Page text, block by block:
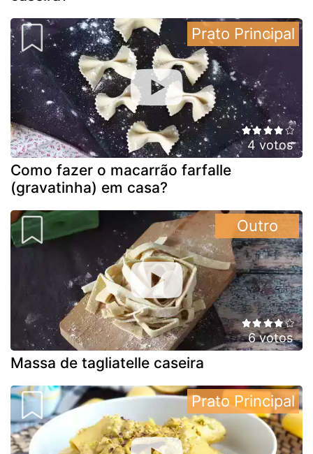
4 votos
Como fazer o macarrão farfalle
(gravatinha) em casa?
Prato Principal
6 votos
Massa de tagliatelle caseira
Outro
Prato Principal